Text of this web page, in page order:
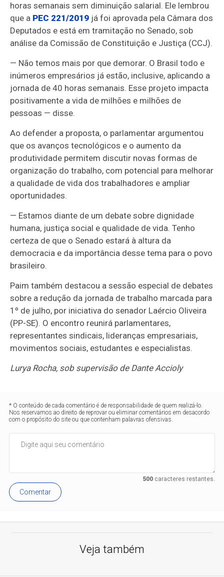
horas semanais sem diminuição salarial. Ele lembrou
que a PEC 221/2019 já foi aprovada pela Câmara dos
Deputados e está em tramitação no Senado, sob
análise da Comissão de Constituição e Justiça (CCJ).
— Não temos mais por que demorar. O Brasil todo e
inúmeros empresários já estão, inclusive, aplicando a
jornada de 40 horas semanais. Esse projeto impacta
positivamente a vida de milhões e milhões de
pessoas — disse.
Ao defender a proposta, o parlamentar argumentou
que os avanços tecnológicos e o aumento da
produtividade permitem discutir novas formas de
organização do trabalho, com potencial para melhorar
a qualidade de vida dos trabalhadores e ampliar
oportunidades.
— Estamos diante de um debate sobre dignidade
humana, justiça social e qualidade de vida. Tenho
certeza de que o Senado estará à altura da
democracia e da importância desse tema para o povo
brasileiro.
Paim também destacou a sessão especial de debates
sobre a redução da jornada de trabalho marcada para
1º de julho, por iniciativa do senador Laércio Oliveira
(PP-SE). O encontro reunirá parlamentares,
representantes sindicais, lideranças empresariais,
movimentos sociais, estudantes e especialistas.
Lurya Rocha, sob supervisão de Dante Accioly
* O conteúdo de cada comentário é de responsabilidade de quem realizá-lo.
Nos reservamos ao direito de reprovar ou eliminar comentários em desacordo
com o propósito do site ou que contenham palavras ofensivas.
500caracteres restantes.
Comentar
Veja também